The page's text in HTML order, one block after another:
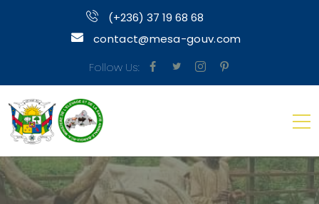
(+236) 37 19 68 68
contact@mesa-gouv.com
Follow Us: